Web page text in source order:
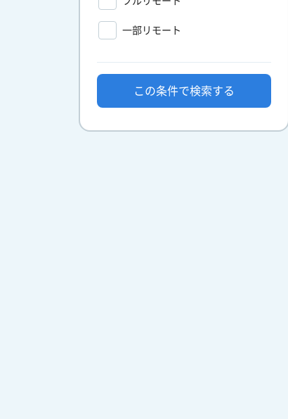
一部リモート